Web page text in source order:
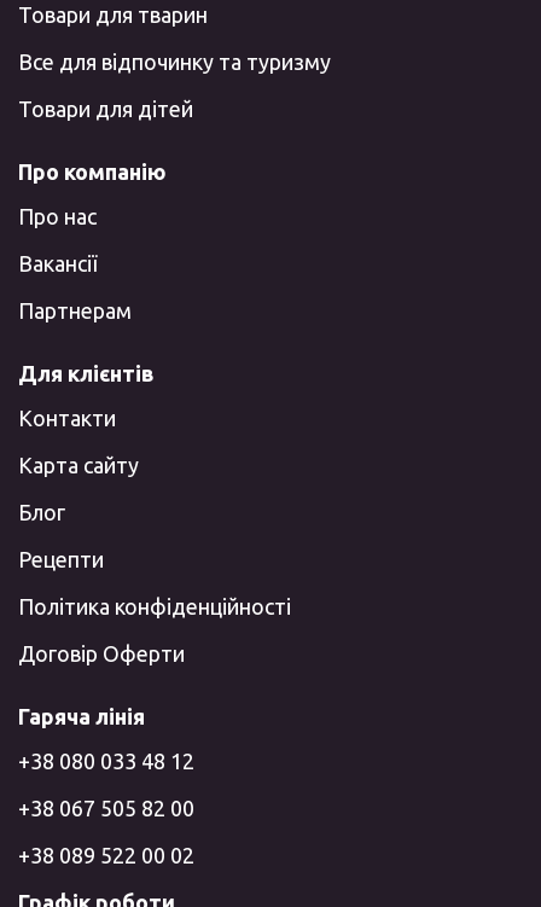
Товари для тварин
Все для відпочинку та туризму
Товари для дітей
Про компанію
Про нас
Вакансії
Партнерам
Для клієнтів
Контакти
Карта сайту
Блог
Рецепти
Політика конфіденційності
Договір Оферти
Гаряча лінія
+38 080 033 48 12
+38 067 505 82 00
+38 089 522 00 02
Графік роботи